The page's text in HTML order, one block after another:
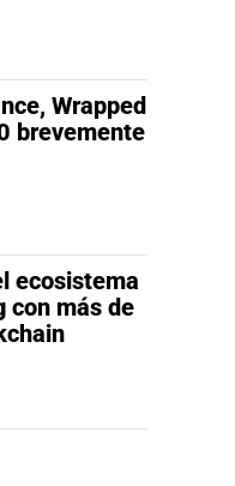
Wrapped
brevemente
ecosistema
con más de